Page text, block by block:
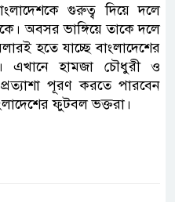
গুরুত্ব দিয়ে দলে
অবসর ভাঙ্গিয়ে তাকে দলে
হতে যাচ্ছে বাংলাদেশের
এখানে হামজা চৌধুরী ও
পূরণ করতে পারবেন
ফুটবল ভক্তরা।